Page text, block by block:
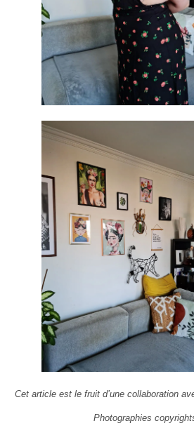
Cet article est le fruit d’une collaboration
Photographies